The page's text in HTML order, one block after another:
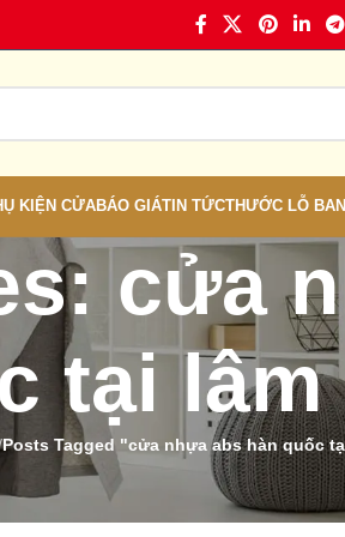
KIỆN CỬABÁO GIÁTIN TỨCTHƯỚC LỖ BAN
cửa
tại
Posts Tagged "cửa nhựa abs hàn quốc